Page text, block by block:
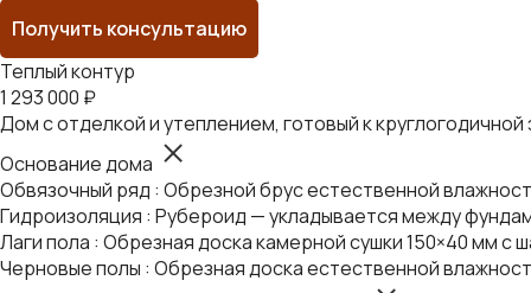
Получить консультацию
Теплый контур
1 293 000 ₽
Дом с отделкой и утеплением, готовый к
Основание дома
Обвязочный ряд : Обрезной брус естественной
Гидроизоляция : Рубероид — укладывается между
Лаги пола : Обрезная доска камерной сушки 150×40 мм с
Черновые полы : Обрезная доска естественной